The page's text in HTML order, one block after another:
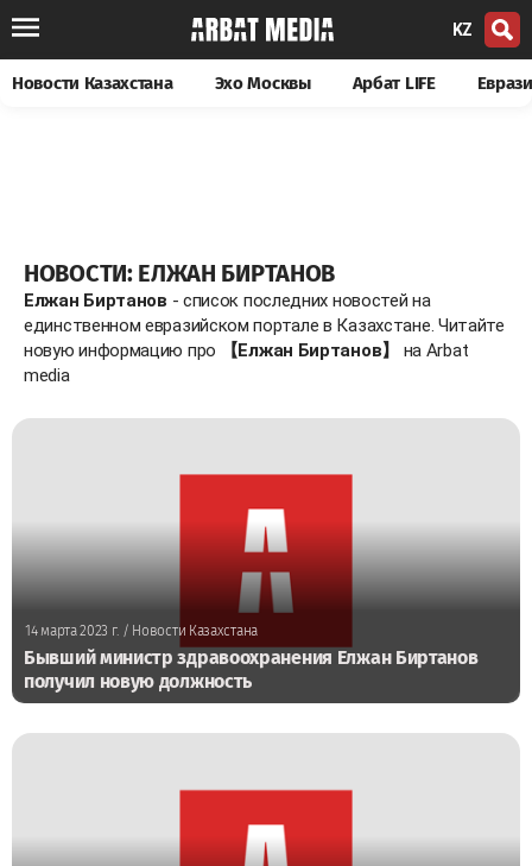
KZ
Новости Казахстана Эхо Москвы Арбат LIFE
НОВОСТИ: ЕЛЖАН БИРТАНОВ
Елжан Биртанов - список последних новостей на
единственном евразийском портале в Казахстане. Читайте
новую информацию про
【Елжан Биртанов】
на Arbat
media
14 марта 2023 г. / Новости Казахстана
Бывший министр здравоохранения Елжан Биртанов
получил новую должность